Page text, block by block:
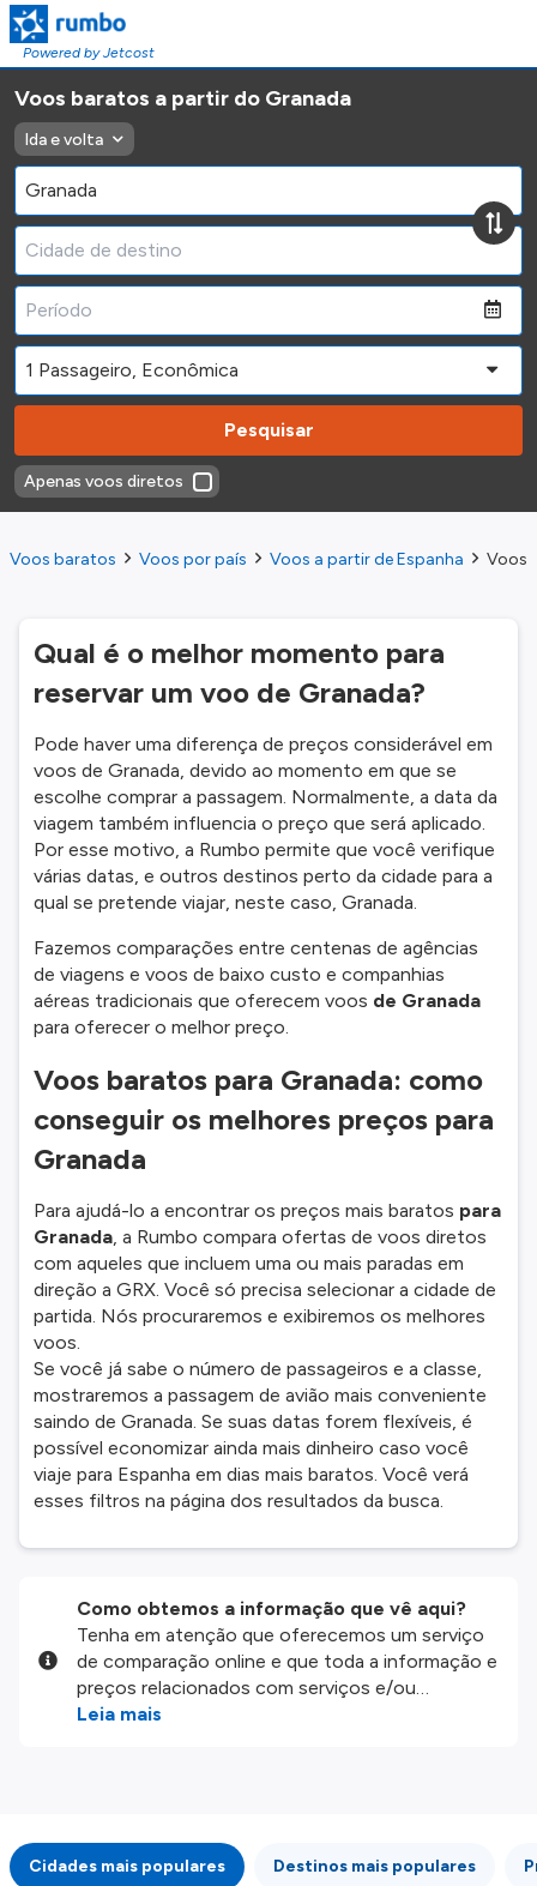
Powered by Jetcost
Voos baratos a partir do Granada
Ida e volta
Pesquisar
Apenas voos diretos
Voos baratos Voos por país Voos a partir de Espanha Voos
Qual é o melhor momento para
reservar um voo de Granada?
Pode haver uma diferença de preços considerável em
voos de Granada, devido ao momento em que se
escolhe comprar a passagem. Normalmente, a data da
viagem também influencia o preço que será aplicado.
Por esse motivo, a Rumbo permite que você verifique
várias datas, e outros destinos perto da cidade para a
qual se pretende viajar, neste caso, Granada.
Fazemos comparações entre centenas de agências
de viagens e voos de baixo custo e companhias
aéreas tradicionais que oferecem voos de Granada
para oferecer o melhor preço.
Voos baratos para Granada: como
conseguir os melhores preços para
Granada
Para ajudá-lo a encontrar os preços mais baratos para
Granada, a Rumbo compara ofertas de voos diretos
com aqueles que incluem uma ou mais paradas em
direção a GRX. Você só precisa selecionar a cidade de
partida. Nós procuraremos e exibiremos os melhores
voos.
Se você já sabe o número de passageiros e a classe,
mostraremos a passagem de avião mais conveniente
saindo de Granada. Se suas datas forem flexíveis, é
possível economizar ainda mais dinheiro caso você
viaje para Espanha em dias mais baratos. Você verá
esses filtros na página dos resultados da busca.
Como obtemos a informação que vê aqui?
Tenha em atenção que oferecemos um serviço
de comparação online e que toda a informação e
preços relacionados com serviços e/ou
produtos disponíveis no nosso website são
integridade ou pela precisão da informação
publicada, por isso verifique com atenção todas
Leia mais
Cidades mais populares Destinos mais populares